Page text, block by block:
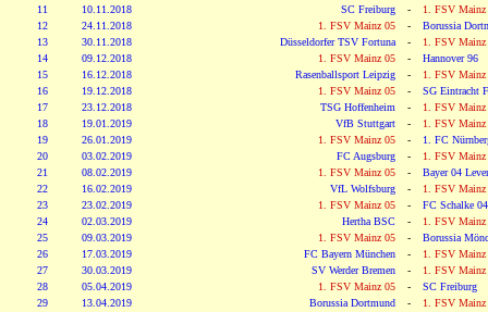
11
10.11.2018 SC Freiburg -
1. FSV Mainz
12
24.11.2018 1. FSV Mainz 05 -
Borussia
13
30.11.2018 Düsseldorfer TSV Fortuna -
1. FSV Mainz
14
09.12.2018 1. FSV Mainz 05 -
Hannover 96
15
16.12.2018 Rasenballsport Leipzig -
1. FSV Mainz
16
19.12.2018 1. FSV Mainz 05 -
SG Eintracht
17
23.12.2018 TSG Hoffenheim -
1. FSV Mainz
18
19.01.2019 VfB Stuttgart -
1. FSV Mainz
19
26.01.2019 1. FSV Mainz 05 -
1. FC
20
03.02.2019 FC Augsburg -
1. FSV Mainz
21
08.02.2019 1. FSV Mainz 05 -
Bayer 04
22
16.02.2019 VfL Wolfsburg -
1. FSV Mainz
23
23.02.2019 1. FSV Mainz 05 -
FC Schalke 04
24
02.03.2019 Hertha BSC -
1. FSV Mainz
25
09.03.2019 1. FSV Mainz 05 -
Borussia
26
17.03.2019 FC Bayern München -
1. FSV Mainz
27
30.03.2019 SV Werder Bremen -
1. FSV Mainz
28
05.04.2019 1. FSV Mainz 05 -
SC Freiburg
29
13.04.2019 Borussia Dortmund -
1. FSV Mainz